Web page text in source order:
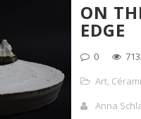
ON
EDGE
0
Art,
Anna